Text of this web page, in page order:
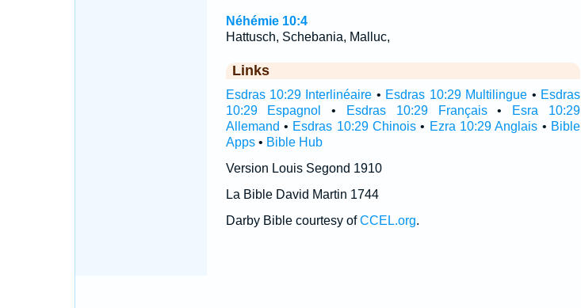
Néhémie 10:4
Hattusch, Schebania, Malluc,
Links
Esdras 10:29 Interlinéaire • Esdras 10:29 Multilingue • Esdras
10:29 Espagnol
• Esdras 10:29 Français•
Esra 10:29
Allemand • Esdras 10:29 Chinois• Ezra 10:29 Anglais • Bible
Apps• Bible Hub
Version Louis Segond 1910
La Bible David Martin 1744
Darby Bible courtesy ofCCEL.org.